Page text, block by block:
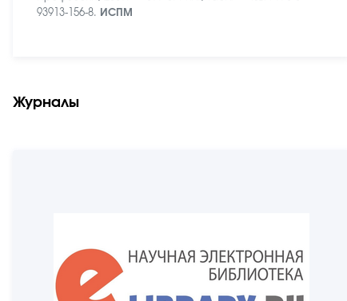
93913-156-8. ИСПМ
Журналы